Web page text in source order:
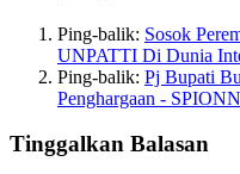
Ping-balik: Sosok
UNPATTI Di Dunia
Ping-balik: Pj Bupati
Penghargaan -
Tinggalkan Balasan